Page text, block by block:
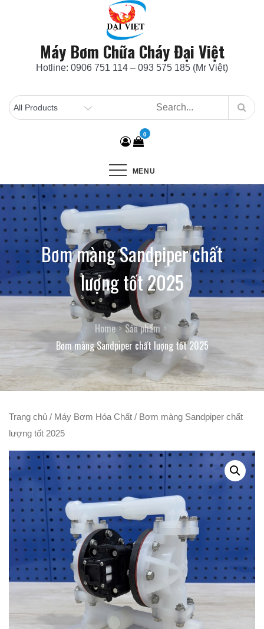
Máy Bơm Chữa Cháy Đại Việt
Hotline: 0906 751 114 – 093 575 185 (Mr Việt)
0
MENU
Bơm màng Sandpiper chất
lượng tốt 2025
Home
Sản phẩm
Bơm màng Sandpiper chất lượng tốt 2025
Trang chủ / Máy Bơm Hóa Chất / Bơm màng Sandpiper chất
lượng tốt 2025